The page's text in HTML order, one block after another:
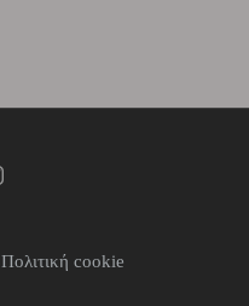
Πολιτική cookie